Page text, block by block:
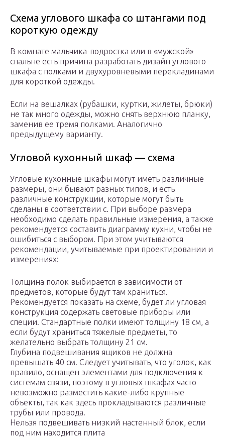
Схема углового шкафа со штангами под
короткую одежду
В комнате мальчика-подростка или в «мужской»
спальне есть причина разработать дизайн углового
шкафа с полками и двухуровневыми перекладинами
для короткой одежды.
Если на вешалках (рубашки, куртки, жилеты, брюки)
не так много одежды, можно снять верхнюю планку,
заменив ее тремя полками. Аналогично
предыдущему варианту.
Угловой кухонный шкаф — схема
Угловые кухонные шкафы могут иметь различные
размеры, они бывают разных типов, и есть
различные конструкции, которые могут быть
сделаны в соответствии с. При выборе размера
необходимо сделать правильные измерения, а также
рекомендуется составить диаграмму кухни, чтобы не
ошибиться с выбором. При этом учитываются
рекомендации, учитываемые при проектировании и
измерениях:
Толщина полок выбирается в зависимости от
предметов, которые будут там храниться.
Рекомендуется показать на схеме, будет ли угловая
конструкция содержать световые приборы или
специи. Стандартные полки имеют толщину 18 см, а
если будут храниться тяжелые предметы, то
желательно выбрать толщину 21 см.
Глубина подвешивания ящиков не должна
превышать 40 см. Следует учитывать, что уголок, как
правило, оснащен элементами для подключения к
системам связи, поэтому в угловых шкафах часто
невозможно разместить какие-либо крупные
объекты, так как здесь прокладываются различные
трубы или провода.
Нельзя подвешивать низкий настенный блок, если
под ним находится плита